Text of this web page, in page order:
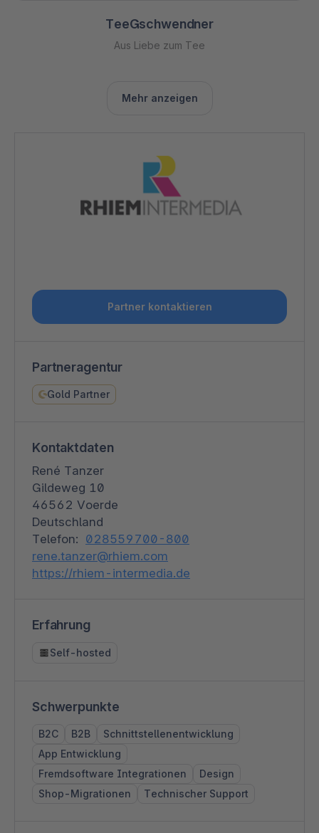
TeeGschwendner
Aus Liebe zum Tee
Mehr anzeigen
Partner kontaktieren
Partneragentur
Gold Partner
Kontaktdaten
René Tanzer
Gildeweg 10
46562 Voerde
Deutschland
Telefon: 028559700-800
rene.tanzer@rhiem.com
https://rhiem-intermedia.de
Erfahrung
Self-hosted
Schwerpunkte
B2C B2B
Schnittstellenentwicklung
App Entwicklung
Fremdsoftware Integrationen
Design
Shop-Migrationen
Technischer Support